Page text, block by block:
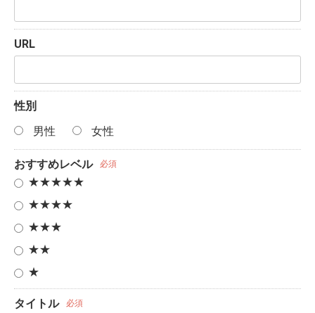
URL
性別
男性
女性
おすすめレベル 必須
★★★★★
★★★★
★★★
★★
★
タイトル 必須